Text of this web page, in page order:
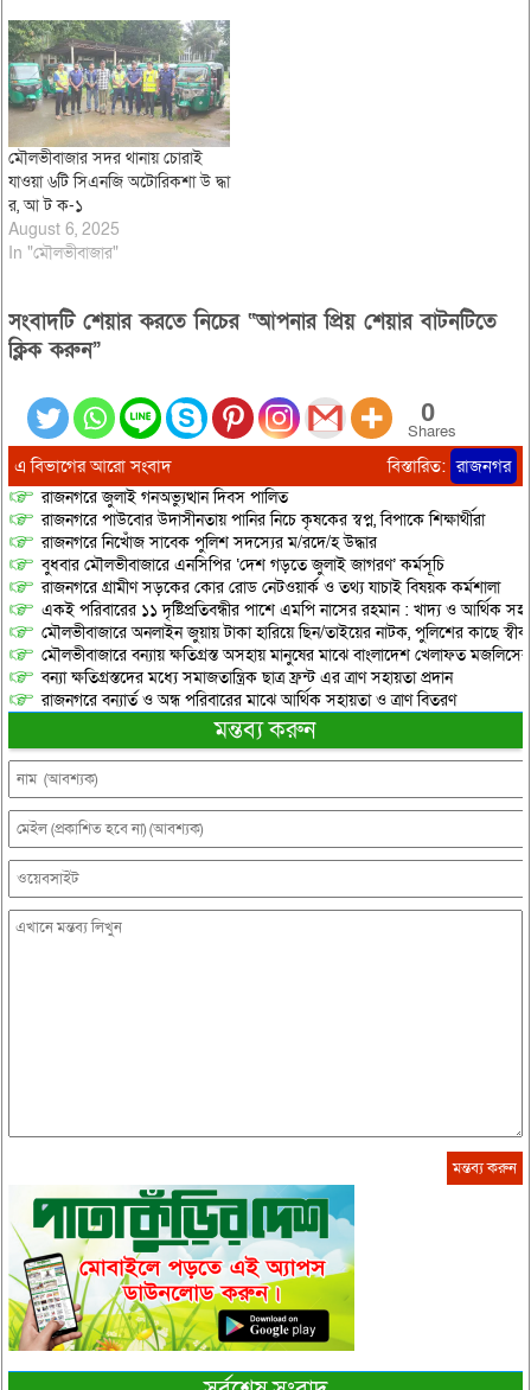
মৌলভীবাজার সদর থানায় চোরাই
যাওয়া ৬টি সিএনজি অটোরিকশা উ দ্ধা
র, আ ট ক-১
August 6, 2025
In "মৌলভীবাজার"
সংবাদটি শেয়ার করতে নিচের “আপনার প্রিয় শেয়ার বাটনটিতে
ক্লিক করুন”
0
Shares
এ বিভাগের আরো সংবাদ বিস্তারিত: রাজনগর
রাজনগরে জুলাই গনঅভ্যুত্থান দিবস পালিত
রাজনগরে পাউবোর উদাসীনতায় পানির নিচে কৃষকের স্বপ্ন, বিপাকে শিক্ষার্থীরা
রাজনগরে নিখোঁজ সাবেক পুলিশ সদস্যের ম/রদে/হ উদ্ধার
বুধবার মৌলভীবাজারে এনসিপির ‘দেশ গড়তে জুলাই জাগরণ’ কর্মসূচি
রাজনগরে গ্রামীণ সড়কের কোর রোড নেটওয়ার্ক ও তথ্য যাচাই বিষয়ক কর্মশালা
একই পরিবারের ১১ দৃষ্টিপ্রতিবন্ধীর পাশে এমপি নাসের রহমান : খাদ্য ও আর্থিক
মৌলভীবাজারে অনলাইন জুয়ায় টাকা হারিয়ে ছিন/তাইয়ের নাটক, পুলিশের কাছে
মৌলভীবাজারে বন্যায় ক্ষতিগ্রস্ত অসহায় মানুষের মাঝে বাংলাদেশ খেলাফত মজলিসের
বন্যা ক্ষতিগ্রস্তদের মধ্যে সমাজতান্ত্রিক ছাত্র ফ্রন্ট এর ত্রাণ সহায়তা প্রদান
রাজনগরে বন্যার্ত ও অন্ধ পরিবারের মাঝে আর্থিক সহায়তা ও ত্রাণ বিতরণ
মন্তব্য করুন